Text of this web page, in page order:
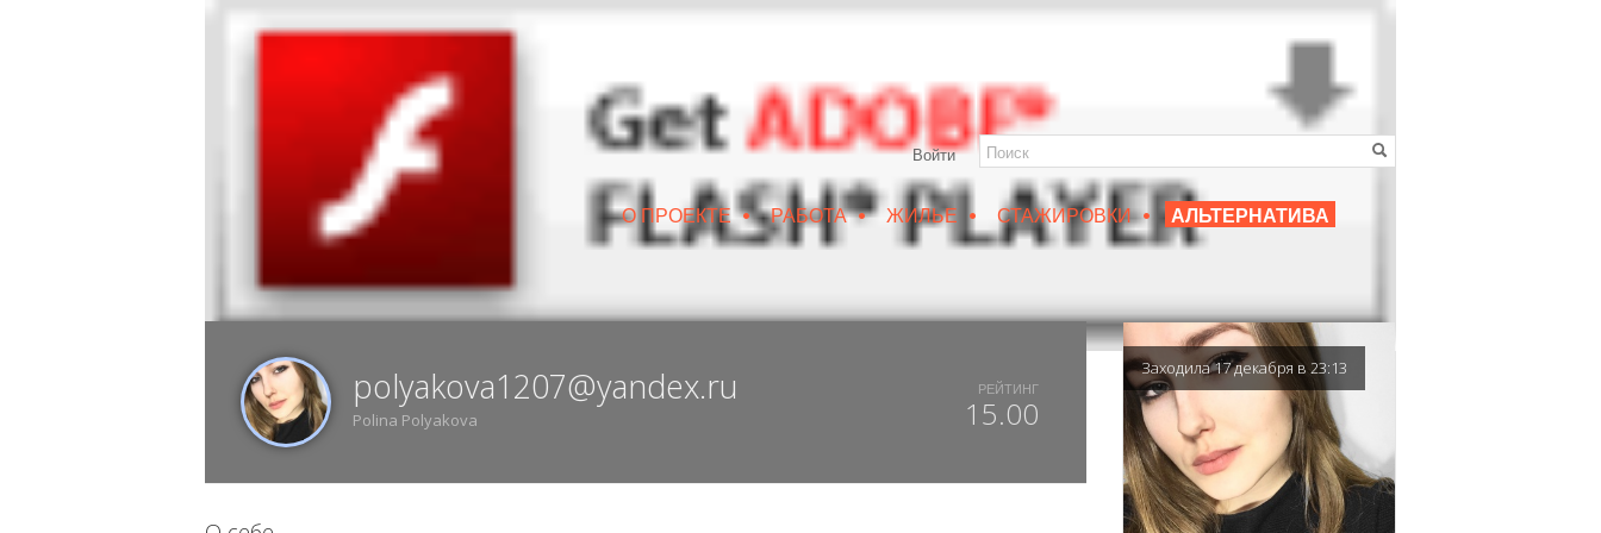
6 АВГУСТА, ЧЕТВЕРГ, 20:46, ВОРОНЕЖ Войти
О ПРОЕКТЕ • РАБОТА • ЖИЛЬЕ • СТАЖИРОВКИ • АЛЬТЕРНАТИВА
ИЗРУИН/IZRUIN | ВЕСНА 2019 | DUX 20-19 ДОСТУПНЫЙ ВОРОНЕЖ | ЛЮБИМЫЙ ПРЕПОДАВАТЕЛЬ
polyakova1207@yandex.ru
Polina Polyakova
РЕЙТИНГ
15.00
Заходила 17 декабря в 23:13